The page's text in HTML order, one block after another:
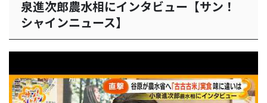
泉進次郎農水相にインタビュー【サン！
シャインニュース】